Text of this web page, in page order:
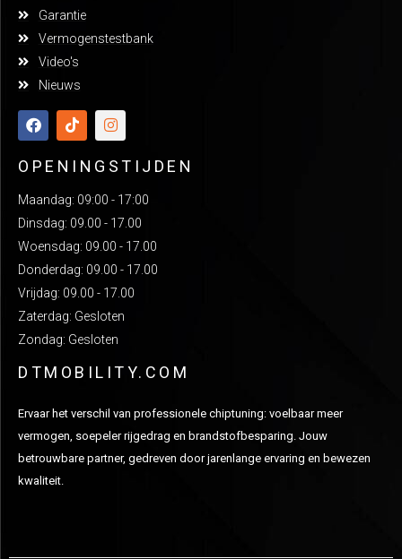
Garantie
Vermogenstestbank
Video's
Nieuws
OPENINGSTIJDEN
Maandag: 09:00 - 17:00
Dinsdag: 09.00 - 17.00
Woensdag: 09.00 - 17.00
Donderdag: 09.00 - 17.00
Vrijdag: 09.00 - 17.00
Zaterdag: Gesloten
Zondag: Gesloten
DTMOBILITY.COM
Ervaar het verschil van professionele chiptuning: voelbaar meer
vermogen, soepeler rijgedrag en brandstofbesparing. Jouw
betrouwbare partner, gedreven door jarenlange ervaring en bewezen
kwaliteit.